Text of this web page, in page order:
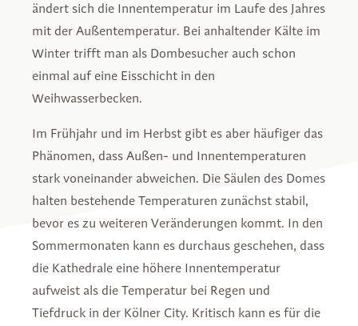
ändert sich die Innentemperatur im Laufe des Jahres
mit der Außentemperatur. Bei anhaltender Kälte im
Winter trifft man als Dombesucher auch schon
einmal auf eine Eisschicht in den
Weihwasserbecken.
Im Frühjahr und im Herbst gibt es aber häufiger das
Phänomen, dass Außen- und Innentemperaturen
stark voneinander abweichen. Die Säulen des Domes
halten bestehende Temperaturen zunächst stabil,
bevor es zu weiteren Veränderungen kommt. In den
Sommermonaten kann es durchaus geschehen, dass
die Kathedrale eine höhere Innentemperatur
aufweist als die Temperatur bei Regen und
Tiefdruck in der Kölner City. Kritisch kann es für die